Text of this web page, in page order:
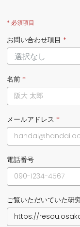
* 必須項目
お問い合わせ項目 *
名前 *
メールアドレス *
電話番号
ご覧いただいていた研